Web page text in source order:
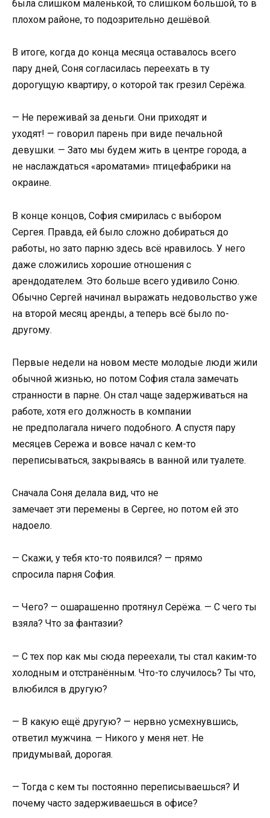
была слишком маленькой, то слишком большой, то в
плохом районе, то подозрительно дешёвой.
В итоге, когда до конца месяца оставалось всего
пару дней, Соня согласилась переехать в ту
дорогущую квартиру, о которой так грезил Серёжа.
— Не переживай за деньги. Они приходят и
уходят! — говорил парень при виде печальной
девушки. — Зато мы будем жить в центре города, а
не наслаждаться «ароматами» птицефабрики на
окраине.
В конце концов, София смирилась с выбором
Сергея. Правда, ей было сложно добираться до
работы, но зато парню здесь всё нравилось. У него
даже сложились хорошие отношения с
арендодателем. Это больше всего удивило Соню.
Обычно Сергей начинал выражать недовольство уже
на второй месяц аренды, а теперь всё было по-
другому.
Первые недели на новом месте молодые люди жили
обычной жизнью, но потом София стала замечать
странности в парне. Он стал чаще задерживаться на
работе, хотя его должность в компании
не предполагала ничего подобного. А спустя пару
месяцев Сережа и вовсе начал с кем-то
переписываться, закрываясь в ванной или туалете.
Сначала Соня делала вид, что не
замечает эти перемены в Сергее, но потом ей это
надоело.
— Скажи, у тебя кто-то появился? — прямо
спросила парня София.
— Чего? — ошарашенно протянул Серёжа. — С чего ты
взяла? Что за фантазии?
— С тех пор как мы сюда переехали, ты стал каким-то
холодным и отстранённым. Что-то случилось? Ты что,
влюбился в другую?
— В какую ещё другую? — нервно усмехнувшись,
ответил мужчина. — Никого у меня нет. Не
придумывай, дорогая.
— Тогда с кем ты постоянно переписываешься? И
почему часто задерживаешься в офисе?